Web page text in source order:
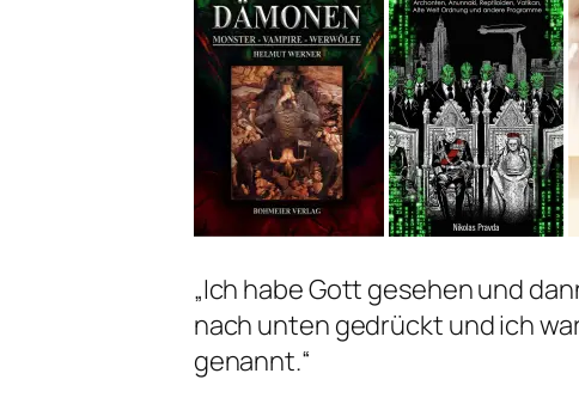
„Ich habe Gott gesehen und
nach unten gedrückt und ich
genannt.“